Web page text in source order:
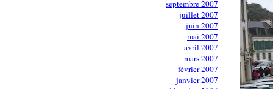
septembre 2007
juillet 2007
juin 2007
mai 2007
avril 2007
mars 2007
février 2007
janvier 2007